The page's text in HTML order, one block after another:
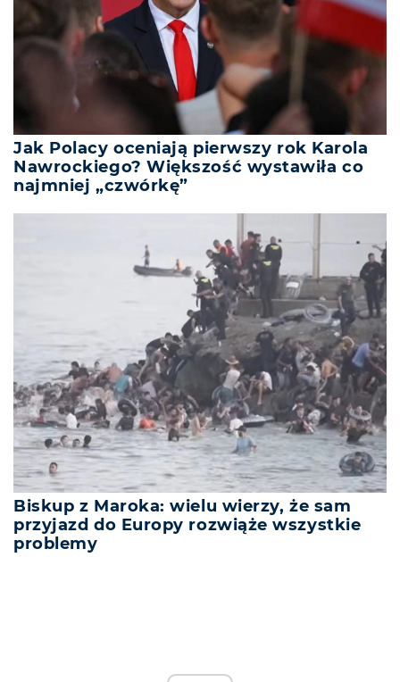
Jak Polacy oceniają pierwszy rok Karola
Nawrockiego? Większość wystawiła co
najmniej „czwórkę”
Biskup z Maroka: wielu wierzy, że sam
przyjazd do Europy rozwiąże wszystkie
problemy